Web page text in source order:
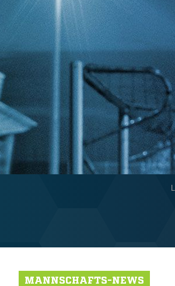
MANNSCHAFTS-NEWS